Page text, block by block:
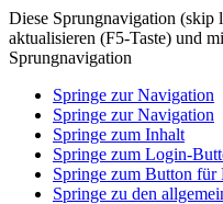
Diese Sprungnavigation (skip
aktualisieren (F5-Taste) und
Sprungnavigation
Springe zur Navigation
Springe zur Navigation
Springe zum Inhalt
Springe zum Login-
Springe zum Button für
Springe zu den